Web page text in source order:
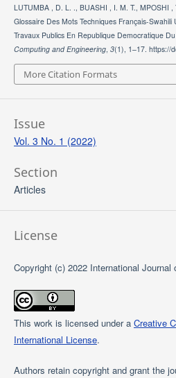
LUTUMBA , D. L. ., BUASHI , I. M. T., MPOSHI
Glossaire Des Mots Techniques Français-
Travaux Publics En Republique Democratique
Computing and Engineering, 3(1), 1–17. https://
More Citation Formats
Issue
Vol. 3 No. 1 (2022)
Section
Articles
License
Copyright (c) 2022 International
This work is licensed under a Creative
International License.
Authors retain copyright and grant the